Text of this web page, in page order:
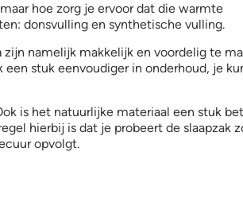
hoe zorg je ervoor dat die warmte
donsvulling en synthetische vulling.
zijn namelijk makkelijk en voordelig te
stuk eenvoudiger in onderhoud, je
is het natuurlijke materiaal een stuk
hierbij is dat je probeert de slaapzak
opvolgt.